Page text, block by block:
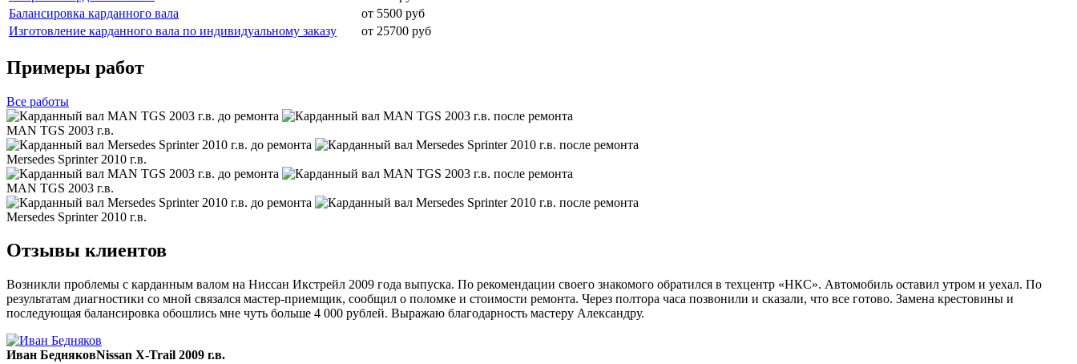
Балансировка карданного вала
от 5500 руб
Изготовление карданного вала по индивидуальному заказу
от 25700 руб
Примеры работ
Все работы
MAN TGS 2003 г.в.
Mersedes Sprinter 2010 г.в.
MAN TGS 2003 г.в.
Mersedes Sprinter 2010 г.в.
Отзывы клиентов
Возникли проблемы с карданным валом на Ниссан Икстрейл 2009 года выпуска. По рекомендации своего знакомого обратился в техцентр «НКС». Автомобиль оставил утром и уехал. По
результатам диагностики со мной связался мастер-приемщик, сообщил о поломке и стоимости ремонта. Через полтора часа позвонили и сказали, что все готово. Замена крестовины и
последующая балансировка обошлись мне чуть больше 4 000 рублей. Выражаю благодарность мастеру Александру.
Иван БедняковNissan X-Trail 2009 г.в.